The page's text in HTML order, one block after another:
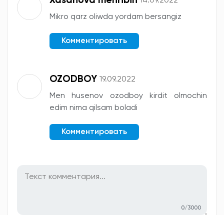
Mikro qarz oliwda yordam bersangiz
Комментировать
OZODBOY 19.09.2022
Men husenov ozodboy kirdit olmochin
edim nima qilsam boladi
Комментировать
0/3000